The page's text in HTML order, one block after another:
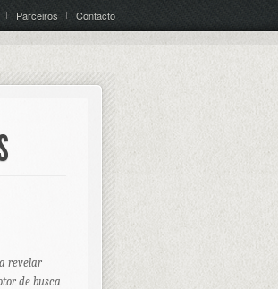
Parceiros Contacto
revelar
de busca